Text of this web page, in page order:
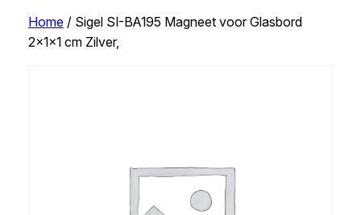
Home/ Sigel SI-BA195 Magneet voor Glasbord
2x1x1 cm Zilver,